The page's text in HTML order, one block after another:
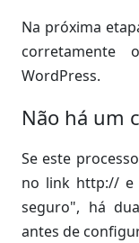
Na próxima
corretamente
WordPress.
Não há um
Se este
no link http:// e
seguro", há
antes de